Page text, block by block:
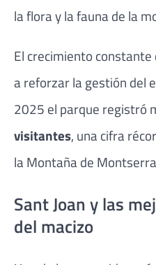
la flora y la fauna de la
El crecimiento
a reforzar la gestión del
2025 el parque registró
visitantes, una cifra
la Montaña de
Sant Joan y las
del macizo